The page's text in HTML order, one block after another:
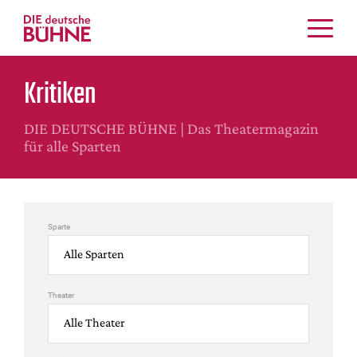
Schauspiel
Tanz
Festivals & Veranstaltungen
Menschen & Theater
Internationales
Nachrufe
Kritiken
DIE DEUTSCHE BÜHNE | Das Theatermagazin
für alle Sparten
Sparte
Theater